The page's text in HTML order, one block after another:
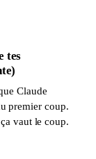
tes
Claude
premier coup.
vaut le coup.